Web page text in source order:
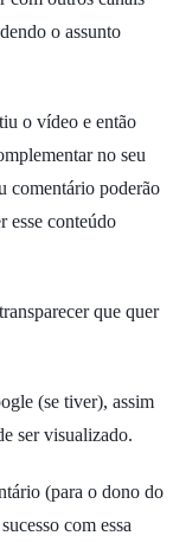
o assunto
o vídeo e então
no seu
comentário poderão
esse conteúdo
que quer
(se tiver), assim
ser visualizado.
(para o dono do
com essa